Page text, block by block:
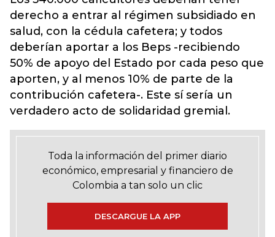
derecho a entrar al régimen subsidiado en
salud, con la cédula cafetera; y todos
deberían aportar a los Beps -recibiendo
50% de apoyo del Estado por cada peso que
aporten, y al menos 10% de parte de la
contribución cafetera-. Este sí sería un
verdadero acto de solidaridad gremial.
Toda la información del primer diario
económico, empresarial y financiero de
Colombia a tan solo un clic
DESCARGUE LA APP